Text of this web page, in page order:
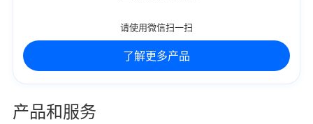
请使用微信扫一扫
了解更多产品
产品和服务